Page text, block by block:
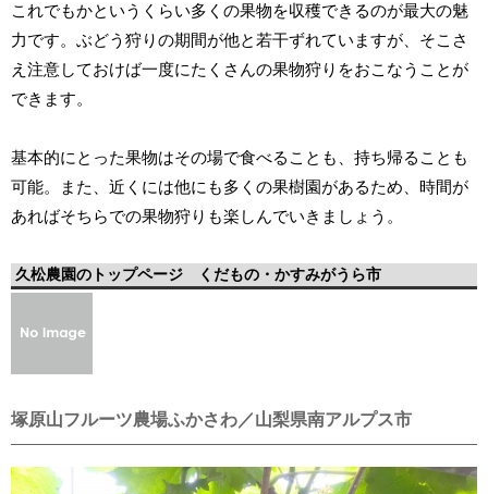
これでもかというくらい多くの果物を収穫できるのが最大の魅
力です。ぶどう狩りの期間が他と若干ずれていますが、そこさ
え注意しておけば一度にたくさんの果物狩りをおこなうことが
できます。
基本的にとった果物はその場で食べることも、持ち帰ることも
可能。また、近くには他にも多くの果樹園があるため、時間が
あればそちらでの果物狩りも楽しんでいきましょう。
久松農園のトップページ くだもの・かすみがうら市
塚原山フルーツ農場ふかさわ／山梨県南アルプス市